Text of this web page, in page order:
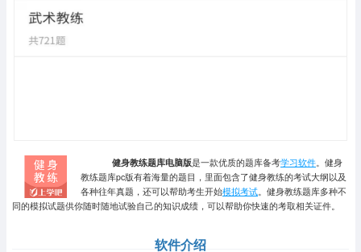
健身教练题库电脑版是一款优质的题库备考学习软件 。健身
教练题库pc版有着海量的题目，里面包含了健身教练的考试大纲以及
各种往年真题，还可以帮助考生开始模拟考试 。健身教练题库多种不
同的模拟试题供你随时随地试验自己的知识成绩，可以帮助你快速的考取相关证件。
软件介绍